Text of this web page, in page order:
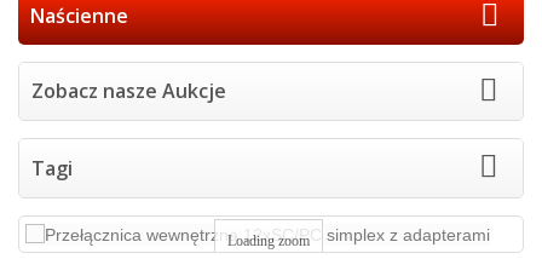
Naścienne
Zobacz nasze Aukcje
Tagi
Loading zoom